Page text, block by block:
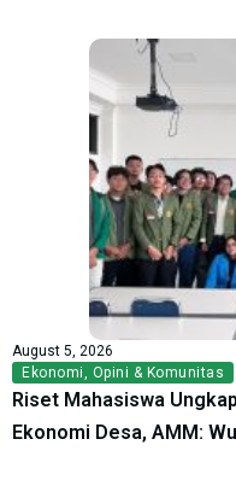
August 5, 2026
Ekonomi, Opini & Komunitas
Riset Mahasiswa
Ekonomi Desa, AMM: